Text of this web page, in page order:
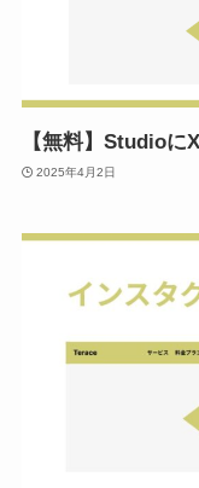
【無料】Studioに
2025年4月2日